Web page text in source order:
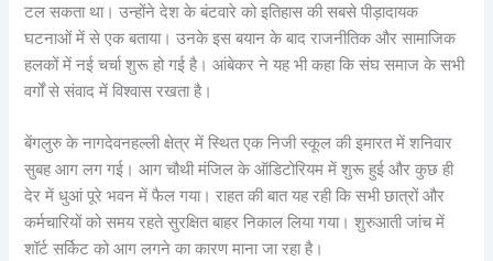
टल सकता था। उन्होंने देश के बंटवारे को इतिहास की सबसे पीड़ादायक
घटनाओं में से एक बताया। उनके इस बयान के बाद राजनीतिक और सामाजिक
हलकों में नई चर्चा शुरू हो गई है। आंबेकर ने यह भी कहा कि संघ समाज के सभी
वर्गों से संवाद में विश्वास रखता है।
बेंगलुरु के नागदेवनहल्ली क्षेत्र में स्थित एक निजी स्कूल की इमारत में शनिवार
सुबह आग लग गई। आग चौथी मंजिल के ऑडिटोरियम में शुरू हुई और कुछ ही
देर में धुआं पूरे भवन में फैल गया। राहत की बात यह रही कि सभी छात्रों और
कर्मचारियों को समय रहते सुरक्षित बाहर निकाल लिया गया। शुरुआती जांच में
शॉर्ट सर्किट को आग लगने का कारण माना जा रहा है।